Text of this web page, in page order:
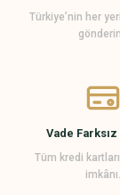
Türkiye’nin her
Vade Farksız
Tüm kredi
imkânı.